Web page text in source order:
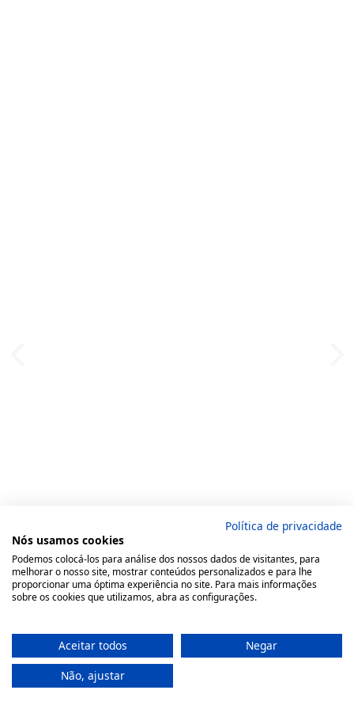
Política de privacidade
Nós usamos cookies
Podemos colocá-los para análise dos nossos dados de visitantes, para
melhorar o nosso site, mostrar conteúdos personalizados e para lhe
proporcionar uma óptima experiência no site. Para mais informações
sobre os cookies que utilizamos, abra as configurações.
Aceitar todos
Negar
Não, ajustar